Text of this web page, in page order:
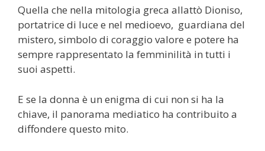
Quella che nella mitologia greca allattò Dioniso,
portatrice di luce e nel medioevo, guardiana del
mistero, simbolo di coraggio valore e potere ha
sempre rappresentato la femminilità in tutti i
suoi aspetti.
E se la donna è un enigma di cui non si ha la
chiave, il panorama mediatico ha contribuito a
diffondere questo mito.